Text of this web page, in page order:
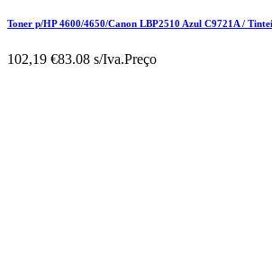
Toner p/HP 4600/4650/Canon LBP2510 Azul C9721A /
102,19 €83.08 s/Iva.Preço